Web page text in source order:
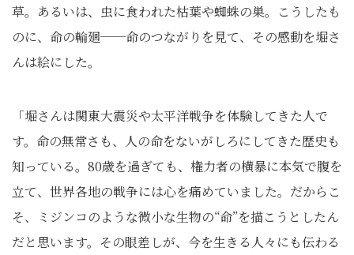
草。あるいは、虫に食われた枯葉や蜘蛛の巣。こうしたも
のに、命の輪廻──命のつながりを見て、その感動を堀さ
んは絵にした。
「堀さんは関東大震災や太平洋戦争を体験してきた人で
す。命の無常さも、人の命をないがしろにしてきた歴史も
知っている。80歳を過ぎても、権力者の横暴に本気で腹を
立て、世界各地の戦争には心を痛めていました。だからこ
そ、ミジンコのような微小な生物の“命”を描こうとしたん
だと思います。その眼差しが、今を生きる人々にも伝わる